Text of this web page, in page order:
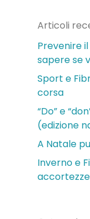
Articoli
Prevenire
sapere se
Sport e
corsa
“Do” e
(edizione
A Natale
Inverno e